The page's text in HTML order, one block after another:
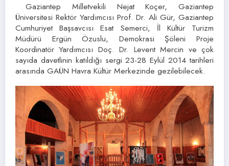
Gaziantep Milletvekili Nejat Koçer, Gaziantep
Üniversitesi Rektör Yardımcısı Prof. Dr. Ali Gür, Gaziantep
Cumhuriyet Başsavcısı Esat Semerci, İl Kültür Turizm
Müdürü Ergün Özuslu, Demokrasi Şöleni Proje
Koordinatör Yardımcısı Doç. Dr. Levent Mercin ve çok
sayıda davetlinin katıldığı sergi 23-28 Eylül 2014 tarihleri
arasında GAÜN Havra Kültür Merkezinde gezilebilecek.